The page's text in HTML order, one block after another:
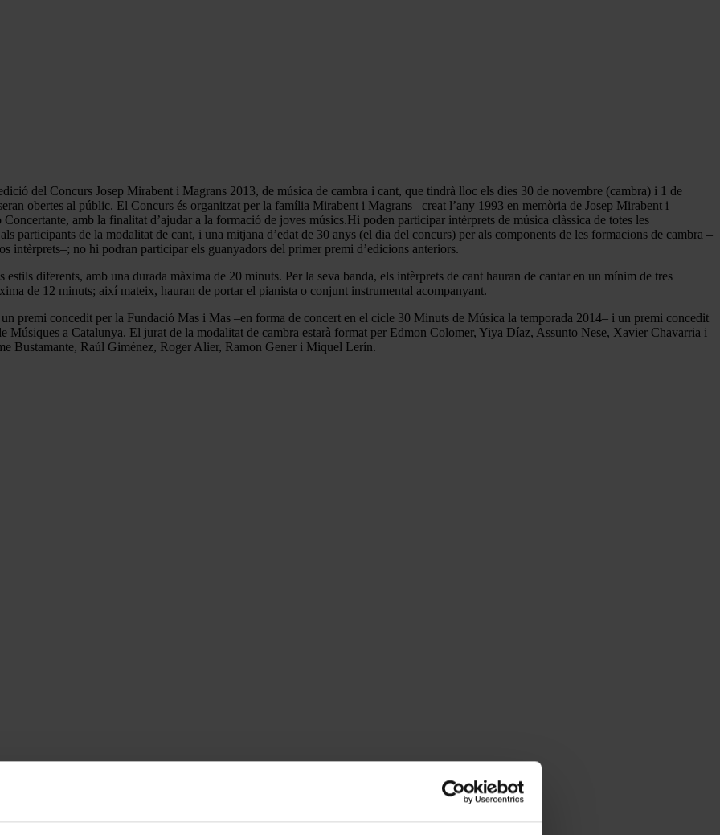
del Concurs Josep Mirabent i Magrans 2013, de música de cambra i cant, que tindrà lloc els dies 30 de novembre (cambra) i 1 de
obertes al públic. El Concurs és organitzat per la família Mirabent i Magrans –creat l’any 1993 en memòria de Josep Mirabent i
amb la finalitat d’ajudar a la formació de joves músics.Hi poden participar intèrprets de música clàssica de totes les
participants de la modalitat de cant, i una mitjana d’edat de 30 anys (el dia del concurs) per als components de les formacions de cambra –
intèrprets–; no hi podran participar els guanyadors del primer premi d’edicions anteriors.
diferents, amb una durada màxima de 20 minuts. Per la seva banda, els intèrprets de cant hauran de cantar en un mínim de tres
de 12 minuts; així mateix, hauran de portar el pianista o conjunt instrumental acompanyant.
premi concedit per la Fundació Mas i Mas –en forma de concert en el cicle 30 Minuts de Música la temporada 2014– i un premi concedit
Músiques a Catalunya. El jurat de la modalitat de cambra estarà format per Edmon Colomer, Yiya Díaz, Assunto Nese, Xavier Chavarria i
Bustamante, Raúl Giménez, Roger Alier, Ramon Gener i Miquel Lerín.